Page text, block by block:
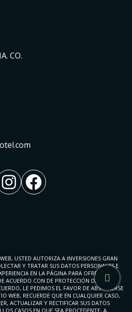
CO.
Facebook
USTED AUTORIZA A INVERSIONES GRAN
Y TRATAR SUS DATOS PERSONALES E
EN LA PÁGINA PARA OFRECERLE
ACUERDO CON DE PROTECCIÓN DE DATOS
LE PEDIMOS EL FAVOR DE ABSTENERSE
WEB, RECUERDE QUE EN CUALQUIER CASO,
ACTUALIZAR Y RECTIFICAR SUS DATOS
CASOS EN QUE SEA PROCEDENTE, A